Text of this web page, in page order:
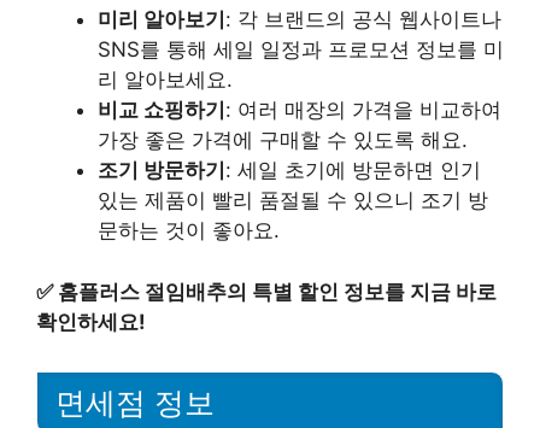
미리 알아보기 : 각 브랜드의 공식 웹사이트나
SNS를 통해 세일 일정과 프로모션 정보를 미
리 알아보세요.
비교 쇼핑하기 : 여러 매장의 가격을 비교하여
가장 좋은 가격에 구매할 수 있도록 해요.
조기 방문하기 : 세일 초기에 방문하면 인기
있는 제품이 빨리 품절될 수 있으니 조기 방
문하는 것이 좋아요.
✅ 홈플러스 절임배추의 특별 할인 정보를 지금 바로
확인하세요!
면세점 정보